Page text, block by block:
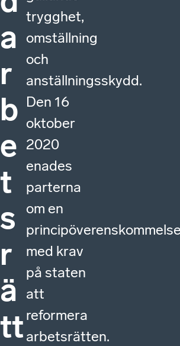
a
r
b
e
t
s
r
ä
tt
trygghet,
omställning
och
anställningsskydd.
Den 16
oktober
2020
enades
parterna
om en
principöverenskommelse
med krav
på staten
att
reformera
arbetsrätten.